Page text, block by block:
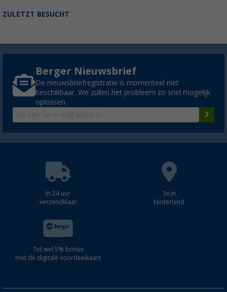
ZULETZT BESUCHT
Berger Nieuwsbrief
De nieuwsbriefregistratie is momenteel niet
beschikbaar. We zullen het probleem zo snel mogelijk
oplossen.
In 24 uur
verzendklaar
3x in
Nederland
Tot wel 5% bonus
met de digitale voordeelkaart